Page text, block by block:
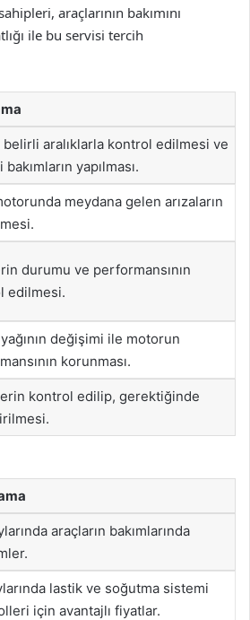
araçlarının bakımını
ile bu servisi tercih
belirli aralıklarla kontrol edilmesi ve
yapılması.
meydana gelen arızaların
durumu ve performansının
edilmesi.
değişimi ile motorun
korunması.
kontrol edilip, gerektiğinde
araçların bakımlarında
lastik ve soğutma sistemi
için avantajlı fiyatlar.